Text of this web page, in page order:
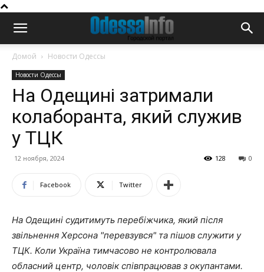
Домой Новости Одессы
Новости Одессы
На Одещині затримали
колаборанта, який служив
у ТЦК
12 ноября, 2024 0
128
Facebook Twitter
На Одещині судитимуть перебіжчика, який після
звільнення Херсона "перевзувся" та пішов служити у
ТЦК. Коли Україна тимчасово не контролювала
обласний центр, чоловік співпрацював з окупантами.